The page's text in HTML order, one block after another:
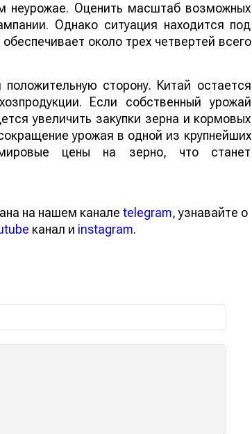
неурожае. Оценить масштаб возможных
Однако ситуация находится под
около трех четвертей всего
сторону. Китай остается
Если собственный урожай
увеличить закупки зерна и кормовых
урожая в одной из крупнейших
цены на зерно, что станет
на нашем канале telegram, узнавайте о
канал и instagram.